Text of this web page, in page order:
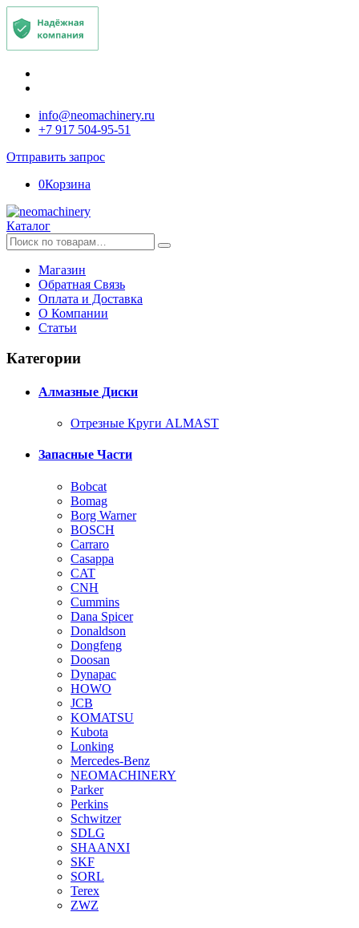
info@neomachinery.ru
+7 917 504-95-51
Отправить запрос
0Корзина
Каталог
Искать:
Магазин
Обратная Связь
Оплата и Доставка
О Компании
Статьи
Категории
Алмазные Диски
Отрезные Круги ALMAST
Запасные Части
Bobcat
Bomag
Borg Warner
BOSCH
Carraro
Casappa
CAT
CNH
Cummins
Dana Spicer
Donaldson
Dongfeng
Doosan
Dynapac
HOWO
JCB
KOMATSU
Kubota
Lonking
Mercedes-Benz
NEOMACHINERY
Parker
Perkins
Schwitzer
SDLG
SHAANXI
SKF
SORL
Terex
ZWZ